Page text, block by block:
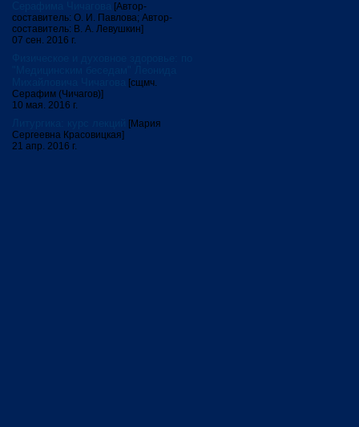
[Автор-
составитель: О. И. Павлова; Автор-
составитель: В. А. Левушкин]
07 сен. 2016 г.
[сщмч.
Серафим (Чичагов)]
10 мая. 2016 г.
[Мария
Сергеевна Красовицкая]
21 апр. 2016 г.